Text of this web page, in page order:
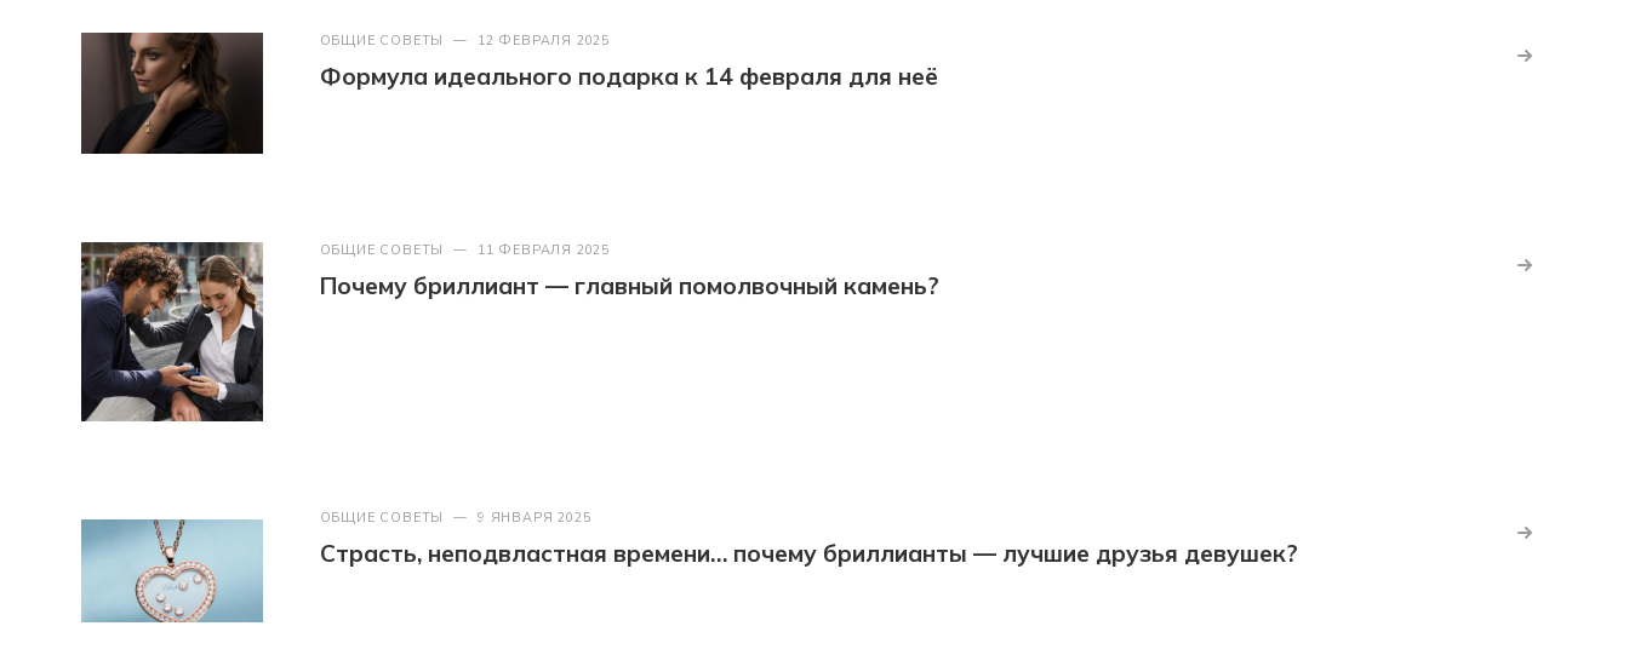
ОБЩИЕ СОВЕТЫ — 12 ФЕВРАЛЯ 2025
Формула идеального подарка к 14 февраля для неё
ОБЩИЕ СОВЕТЫ — 11 ФЕВРАЛЯ 2025
Почему бриллиант — главный помолвочный камень?
ОБЩИЕ СОВЕТЫ — 9 ЯНВАРЯ 2025
Страсть, неподвластная времени… почему бриллианты — лучшие друзья девушек?